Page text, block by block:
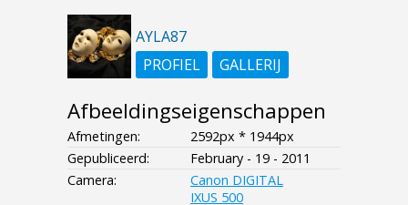
AYLA87
PROFIEL
GALLERIJ
Afbeeldingseigenschappen
Afmetingen:
2592px * 1944px
Gepubliceerd:
February - 19 - 2011
Camera:
Canon DIGITAL
IXUS 500